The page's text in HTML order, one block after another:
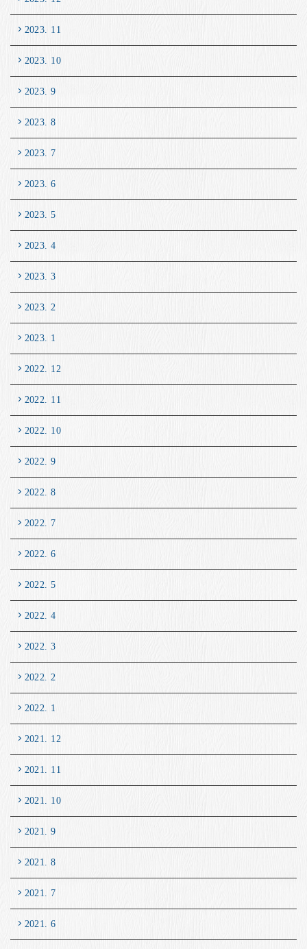
2023. 11
2023. 10
2023. 9
2023. 8
2023. 7
2023. 6
2023. 5
2023. 4
2023. 3
2023. 2
2023. 1
2022. 12
2022. 11
2022. 10
2022. 9
2022. 8
2022. 7
2022. 6
2022. 5
2022. 4
2022. 3
2022. 2
2022. 1
2021. 12
2021. 11
2021. 10
2021. 9
2021. 8
2021. 7
2021. 6